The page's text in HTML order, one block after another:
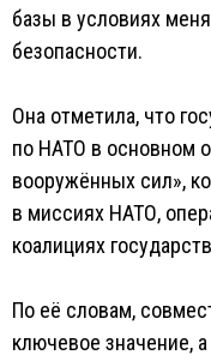
базы в условиях
безопасности.
Она отметила, что
по НАТО в основном
вооружённых сил»,
в миссиях НАТО,
коалициях
По её словам,
ключевое значение,